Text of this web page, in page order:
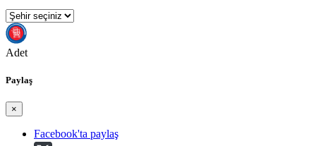
Adet
Paylaş
×
Facebook'ta paylaş